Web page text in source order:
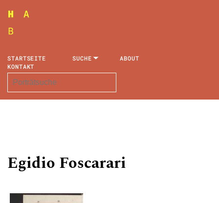
STARTSEITE SUCHE
ABOUT
KONTAKT
Egidio Foscarari